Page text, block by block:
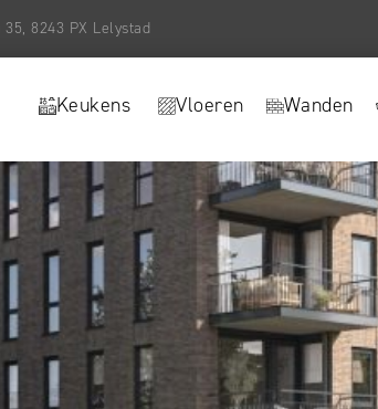
35, 8243 PX Lelystad
Keukens Vloeren Wanden